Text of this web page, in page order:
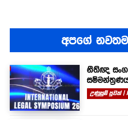
අපගේ
නීතිඥ
උණුසුම් පුවත් |